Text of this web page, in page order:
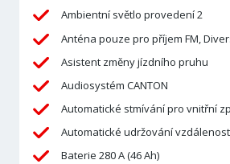
Ambientní světlo provedení 2
Anténa pouze pro příjem FM,
Asistent změny jízdního pruhu
Audiosystém CANTON
Automatické stmívání pro vnitřní
Automatické udržování
Baterie 280 A (46 Ah)